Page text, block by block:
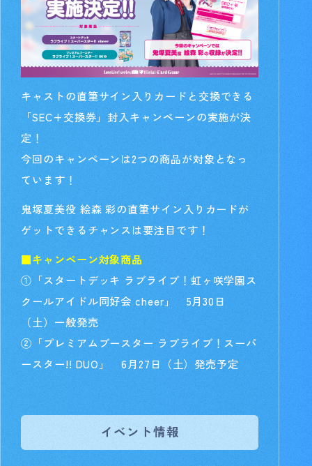
キャストの直筆サイン入りカードと交換できる
「SEC+交換券」封入キャンペーンの実施が決
定！
今回のキャンペーンは2つの商品が対象となっ
ています！
鬼塚夏美役 絵森 彩の直筆サイン入りカードが
ゲットできるチャンスは要注目です！
■キャンペーン対象商品
①「スタートデッキ ラブライブ！虹ヶ咲学園ス
クールアイドル同好会 cheer」 5月30日
（土）一般発売
②「プレミアムブースター ラブライブ！スーパ
ースター!! DUO」 6月27日（土）発売予定
イベント情報